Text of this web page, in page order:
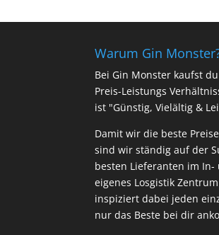
Warum Gin
Bei Gin Monster kaufst
Preis-Leistungs
ist "Günstig, Vielältig &
Damit wir die beste
sind wir ständig auf der
besten Lieferanten im
eigenes Losgistik
inspiziert dabei jeden
nur das Beste bei dir